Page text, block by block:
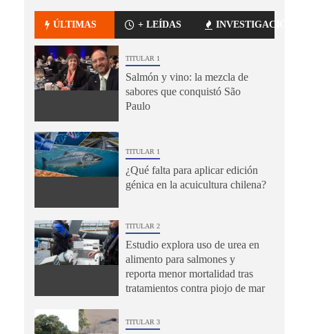
ÚLTIMAS + LEÍDAS INVESTIGACIÓN
TITULAR 1
Salmón y vino: la mezcla de
sabores que conquistó São
Paulo
TITULAR 1
¿Qué falta para aplicar edición
génica en la acuicultura chilena?
TITULAR 2
Estudio explora uso de urea en
alimento para salmones y
reporta menor mortalidad tras
tratamientos contra piojo de mar
TITULAR 3